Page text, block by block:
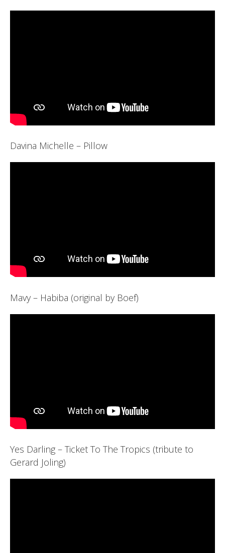
Davina Michelle – Pillow
Mavy – Habiba (original by Boef)
Yes Darling – Ticket To The Tropics (tribute to
Gerard Joling)